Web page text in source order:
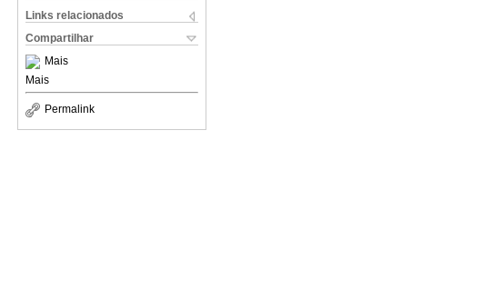
Links relacionados
Compartilhar
Mais
Mais
Permalink